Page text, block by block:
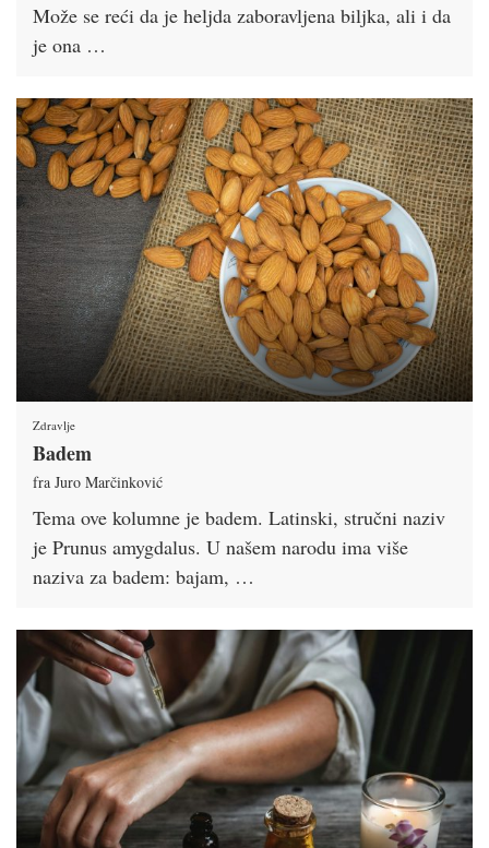
Može se reći da je heljda zaboravljena biljka, ali i da
je ona …
Zdravlje
Badem
fra Juro Marčinković
Tema ove kolumne je badem. Latinski, stručni naziv
je Prunus amygdalus. U našem narodu ima više
naziva za badem: bajam, …